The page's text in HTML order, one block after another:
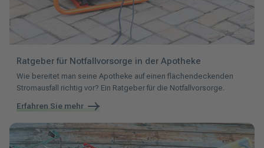
Ratgeber für Notfallvorsorge in der Apotheke
Wie bereitet man seine Apotheke auf einen flächendeckenden
Stromausfall richtig vor? Ein Ratgeber für die Notfallvorsorge.
Erfahren Sie mehr